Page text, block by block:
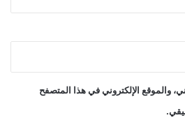
والموقع الإلكتروني في هذا المتصفح